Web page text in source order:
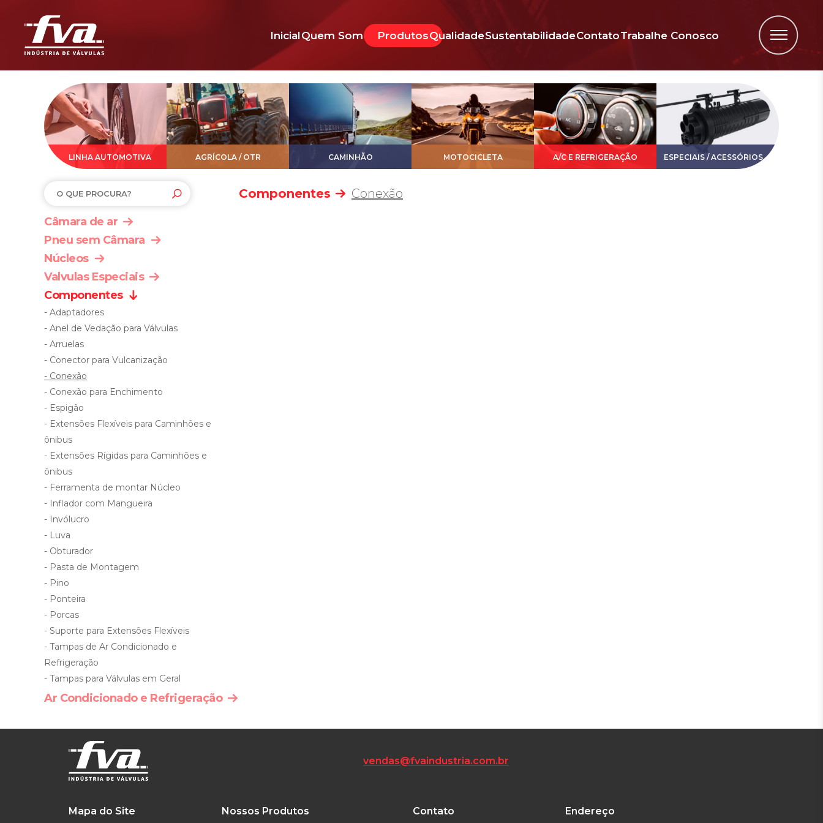
InicialQuem Somos ProdutosQualidadeSustentabilidadeContatoTrabalhe Conosco
LINHA AUTOMOTIVA AGRÍCOLA / OTR CAMINHÃO MOTOCICLETA A/C E REFRIGERAÇÃO ESPECIAIS / ACESSÓRIOS
Câmara de ar
Pneu sem Câmara
Núcleos
Valvulas Especiais
Componentes
- Adaptadores
- Anel de Vedação para Válvulas
- Arruelas
- Conector para Vulcanização
- Conexão
- Conexão para Enchimento
- Espigão
- Extensões Flexíveis para Caminhões e
ônibus
- Extensões Rígidas para Caminhões e
ônibus
- Ferramenta de montar Núcleo
- Inflador com Mangueira
- Invólucro
- Luva
- Obturador
- Pasta de Montagem
- Pino
- Ponteira
- Porcas
- Suporte para Extensões Flexíveis
- Tampas de Ar Condicionado e
Refrigeração
- Tampas para Válvulas em Geral
Ar Condicionado e Refrigeração
Componentes Conexão
vendas@fvaindustria.com.br
Mapa do Site Nossos Produtos Contato Endereço